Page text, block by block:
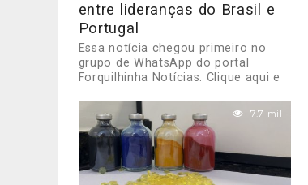
entre lideranças do Brasil e
Portugal
Essa notícia chegou primeiro no
grupo de WhatsApp do portal
Forquilhinha Notícias. Clique aqui e
7.7 mil